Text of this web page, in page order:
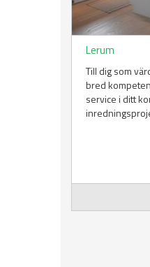
Lerum
Till dig som
bred
service i ditt